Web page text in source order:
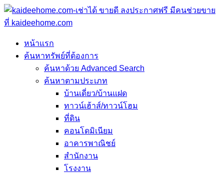
หน้าแรก
ค้นหาทรัพย์ที่ต้องการ
ค้นหาด้วย Advanced Search
ค้นหาตามประเภท
บ้านเดี่ยว/บ้านแฝด
ทาวน์เฮ้าส์/ทาวน์โฮม
ที่ดิน
คอนโดมิเนียม
อาคารพาณิชย์
สำนักงาน
โรงงาน